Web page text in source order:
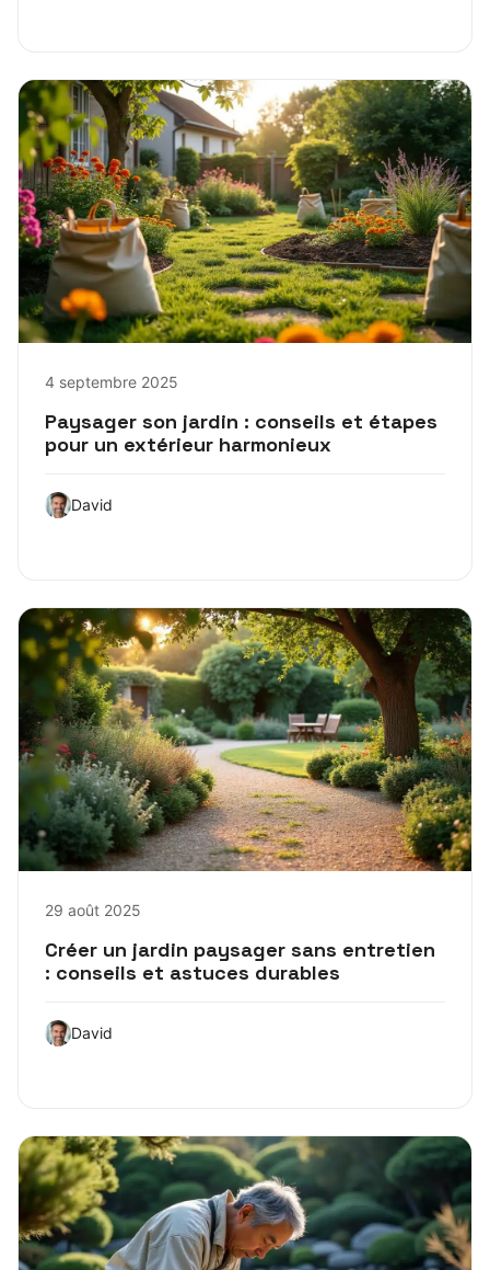
4 septembre 2025
Paysager son jardin : conseils et étapes
pour un extérieur harmonieux
David
29 août 2025
Créer un jardin paysager sans entretien
: conseils et astuces durables
David